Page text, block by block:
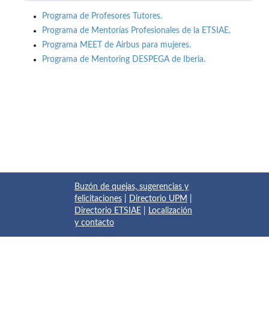
Programa de Profesores Tutores.
Programa de Mentorías Profesionales de la ETSIAE.
Programa MEET de Airbus para mujeres.
Programa de Mentoring DESPEGA de Iberia.
Buzón de quejas, sugerencias y
felicitaciones
Directorio UPM
Directorio ETSIAE
Localización
y contacto